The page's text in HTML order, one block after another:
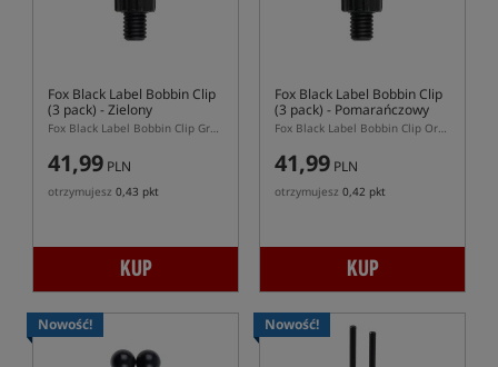
Fox Black Label Bobbin Clip
(3 pack) - Zielony
Fox Black Label Bobbin Clip Green 3 pack – zielone klipsy do hangerów Fox
41,99 PLN
otrzymujesz 0,43 pkt
KUP
Fox Black Label Bobbin Clip
(3 pack) - Pomarańczowy
Fox Black Label Bobbin Clip Orange 3 pack – pomarańczowe klipsy do hangerów
41,99 PLN
otrzymujesz 0,42 pkt
KUP
Nowość! Nowość!